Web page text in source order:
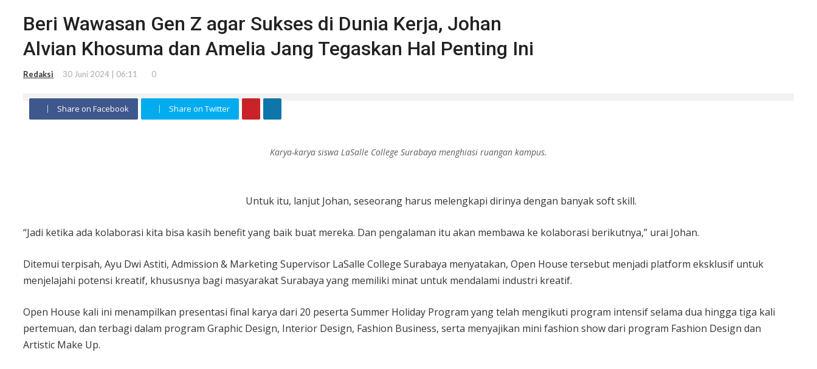
Beri Wawasan Gen Z agar Sukses di Dunia Kerja, Johan
Alvian Khosuma dan Amelia Jang Tegaskan Hal Penting Ini
Redaksi 30 Juni 2024 | 06:11 0
Share on Facebook Share on Twitter
Karya-karya siswa LaSalle College Surabaya menghiasi ruangan kampus.
Untuk itu, lanjut Johan, seseorang harus melengkapi dirinya dengan banyak soft skill.
“Jadi ketika ada kolaborasi kita bisa kasih benefit yang baik buat mereka. Dan pengalaman itu akan membawa ke kolaborasi berikutnya,” urai Johan.
Ditemui terpisah, Ayu Dwi Astiti, Admission & Marketing Supervisor LaSalle College Surabaya menyatakan, Open House tersebut menjadi platform eksklusif untuk
menjelajahi potensi kreatif, khususnya bagi masyarakat Surabaya yang memiliki minat untuk mendalami industri kreatif.
Open House kali ini menampilkan presentasi final karya dari 20 peserta Summer Holiday Program yang telah mengikuti program intensif selama dua hingga tiga kali
pertemuan, dan terbagi dalam program Graphic Design, Interior Design, Fashion Business, serta menyajikan mini fashion show dari program Fashion Design dan
Artistic Make Up.